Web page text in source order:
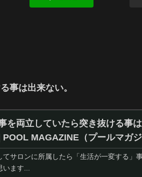
事は出来ない。
を両立していたら突き抜ける事
MAGAZINE（プールマガジ
サロンに所属したら「生活が一変する」
ます...